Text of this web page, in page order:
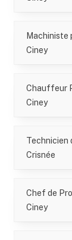
Machiniste
Ciney
Ciney
Technicien
Crisnée
Chef de
Ciney